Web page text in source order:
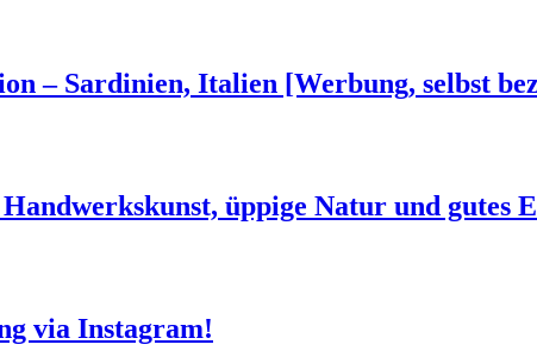
– Sardinien, Italien [Werbung, selbst
üppige Natur und gutes
via Instagram!